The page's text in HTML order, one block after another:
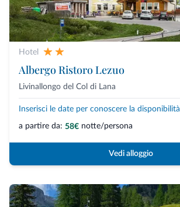
Hotel
Albergo Ristoro Lezuo
Livinallongo del Col di Lana
Inserisci le date per conoscere la disponibilità
a partire da: 58€ notte/persona
Vedi alloggio